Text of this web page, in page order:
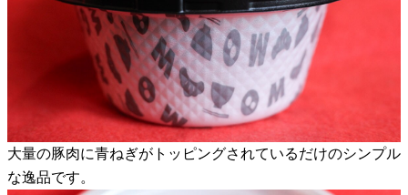
大量の豚肉に青ねぎがトッピングされているだけのシンプル
な逸品です。